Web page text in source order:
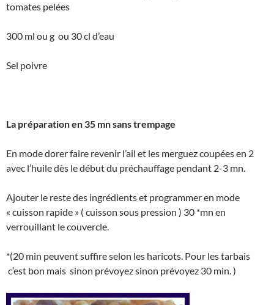
tomates pelées
300 ml ou g ou 30 cl d’eau
Sel poivre
La préparation en 35 mn sans trempage
En mode dorer faire revenir l’ail et les merguez coupées en 2
avec l’huile dès le début du préchauffage pendant 2-3 mn.
Ajouter le reste des ingrédients et programmer en mode
« cuisson rapide » ( cuisson sous pression ) 30 *mn en
verrouillant le couvercle.
*(20 min peuvent suffire selon les haricots. Pour les tarbais
c’est bon mais sinon prévoyez sinon prévoyez 30 min. )